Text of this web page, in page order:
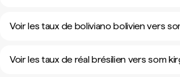
Voir les taux de boliviano bolivien vers
Voir les taux de réal brésilien vers som